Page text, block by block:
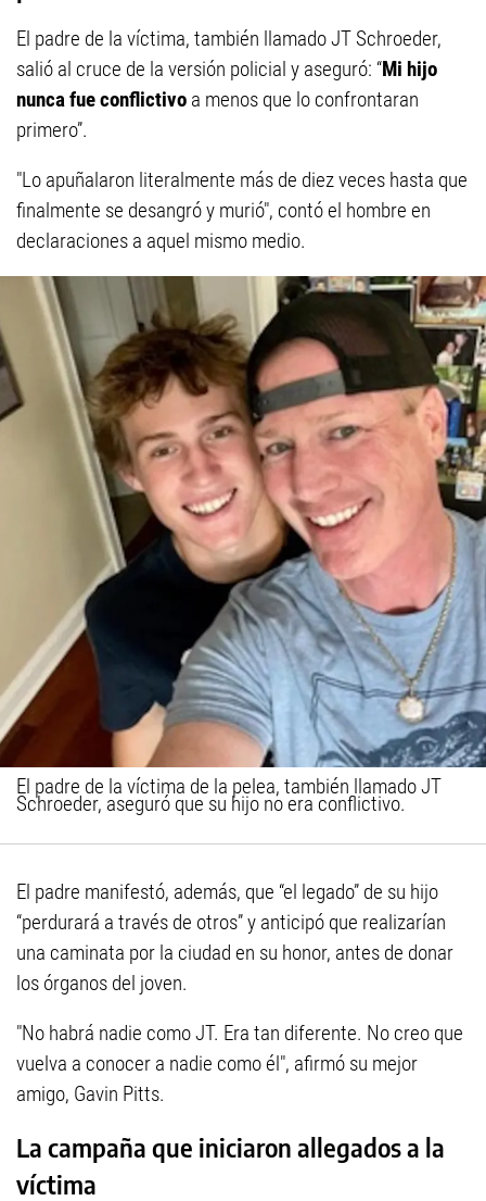
El padre de la víctima, también llamado JT Schroeder,
salió al cruce de la versión policial y aseguró: “Mi hijo
nunca fue conflictivo a menos que lo confrontaran
primero”.
"Lo apuñalaron literalmente más de diez veces hasta que
finalmente se desangró y murió", contó el hombre en
declaraciones a aquel mismo medio.
El padre de la víctima de la pelea, también llamado JT
Schroeder, aseguró que su hijo no era conflictivo.
El padre manifestó, además, que “el legado” de su hijo
“perdurará a través de otros” y anticipó que realizarían
una caminata por la ciudad en su honor, antes de donar
los órganos del joven.
"No habrá nadie como JT. Era tan diferente. No creo que
vuelva a conocer a nadie como él", afirmó su mejor
amigo, Gavin Pitts.
La campaña que iniciaron allegados a la
víctima